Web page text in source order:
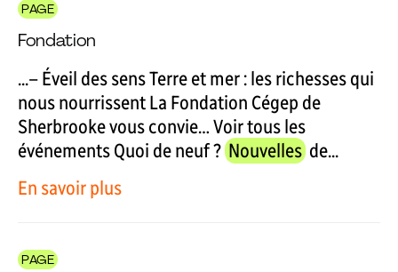
PAGE
Fondation
...– Éveil des sens Terre et mer : les richesses qui
nous nourrissent La Fondation Cégep de
Sherbrooke vous convie… Voir tous les
événements Quoi de neuf ? Nouvelles de...
En savoir plus
PAGE